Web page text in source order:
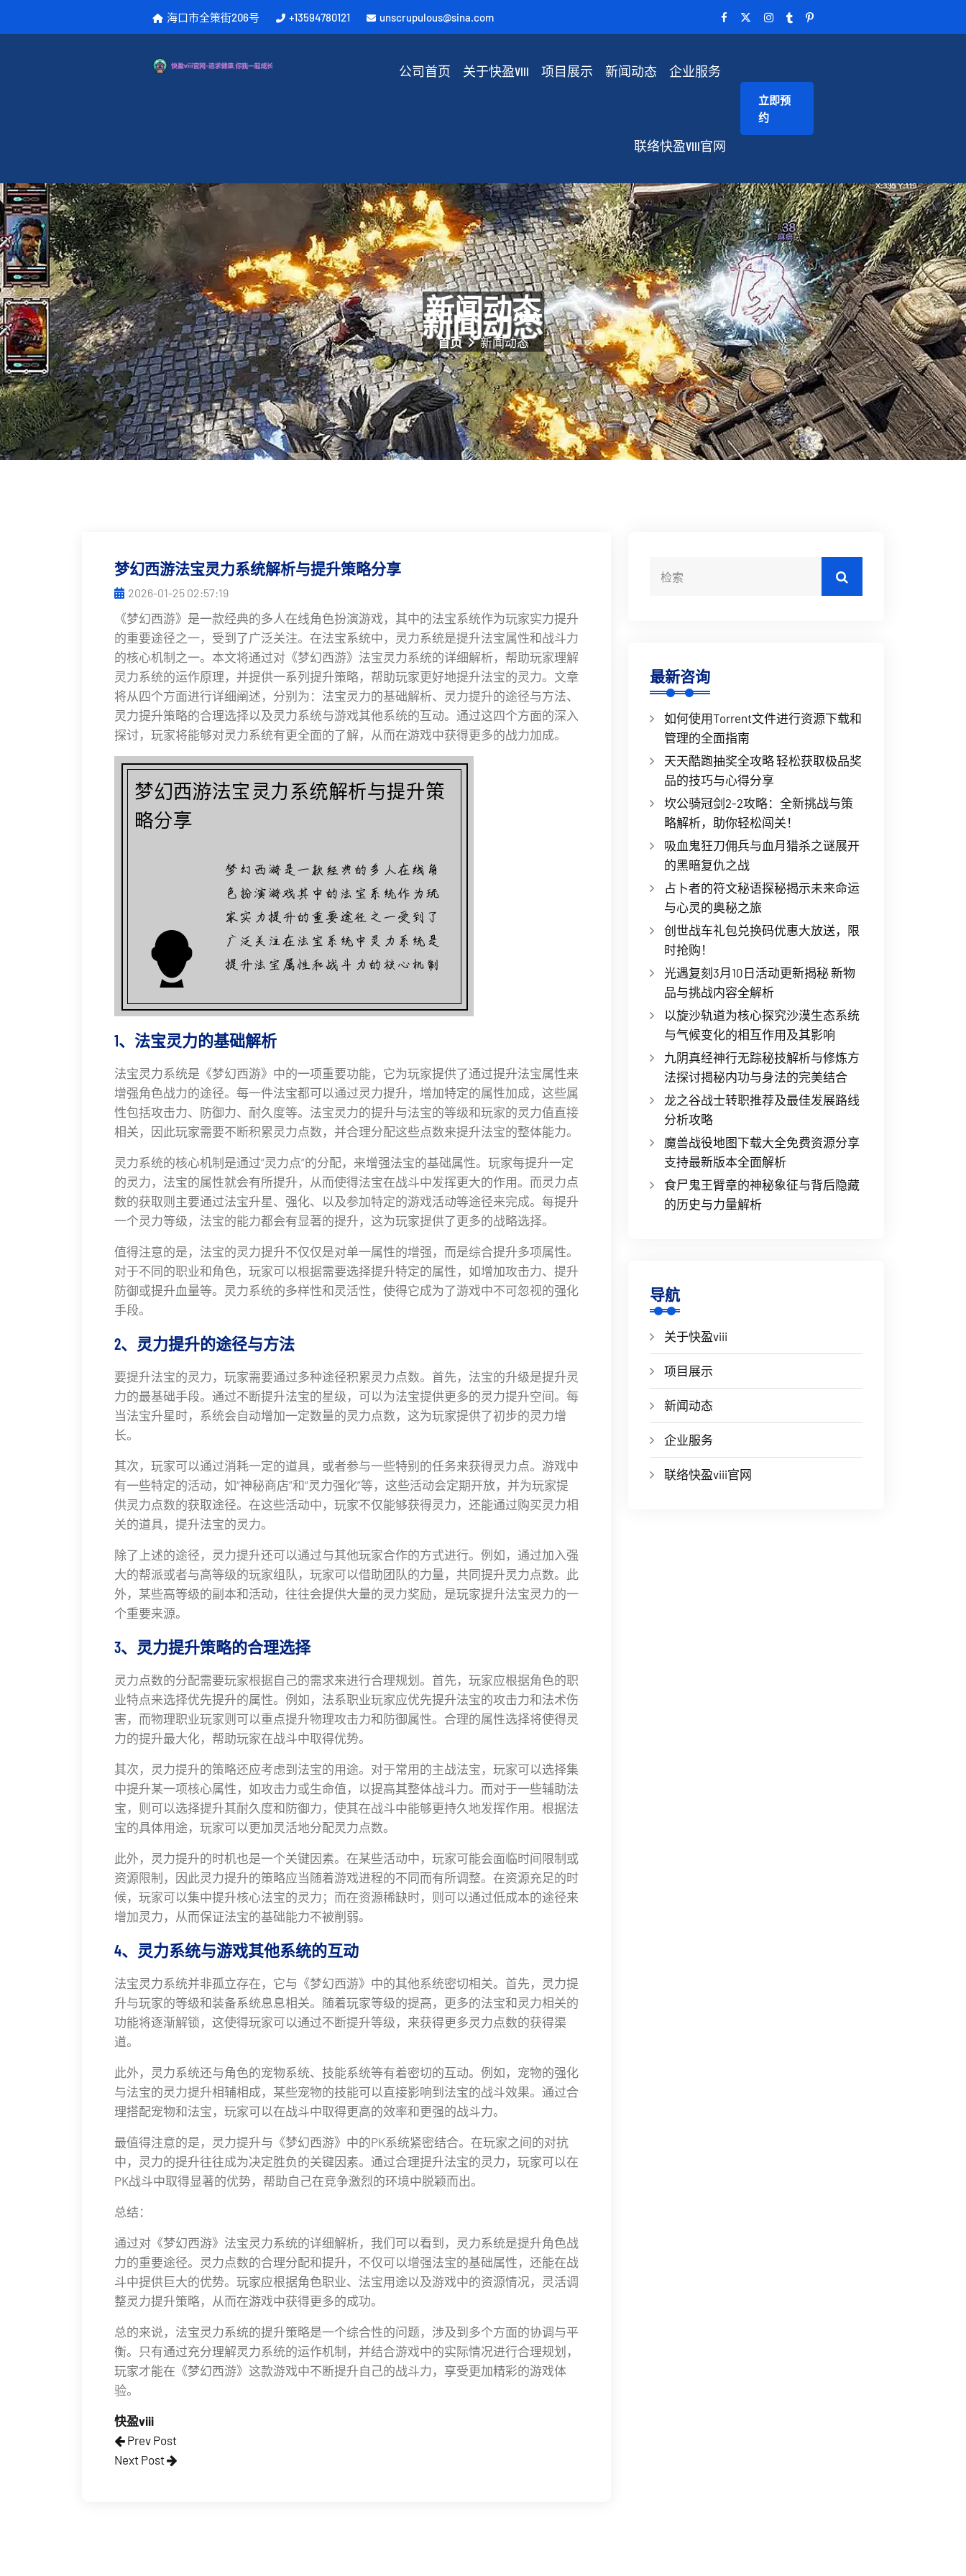
海口市全策街206号 +13594780121 unscrupulous@sina.com
公司首页 关于快盈VIII 项目展示 新闻动态 企业服务
联络快盈VIII官网
立即预
约
新闻动态
首页 新闻动态
梦幻西游法宝灵力系统解析与提升策略分享
2026-01-25 02:57:19
《梦幻西游》是一款经典的多人在线角色扮演游戏，其中的法宝系统作为玩家实力提升
的重要途径之一，受到了广泛关注。在法宝系统中，灵力系统是提升法宝属性和战斗力
的核心机制之一。本文将通过对《梦幻西游》法宝灵力系统的详细解析，帮助玩家理解
灵力系统的运作原理，并提供一系列提升策略，帮助玩家更好地提升法宝的灵力。文章
将从四个方面进行详细阐述，分别为：法宝灵力的基础解析、灵力提升的途径与方法、
灵力提升策略的合理选择以及灵力系统与游戏其他系统的互动。通过这四个方面的深入
探讨，玩家将能够对灵力系统有更全面的了解，从而在游戏中获得更多的战力加成。
1、法宝灵力的基础解析
法宝灵力系统是《梦幻西游》中的一项重要功能，它为玩家提供了通过提升法宝属性来
增强角色战力的途径。每一件法宝都可以通过灵力提升，增加特定的属性加成，这些属
性包括攻击力、防御力、耐久度等。法宝灵力的提升与法宝的等级和玩家的灵力值直接
相关，因此玩家需要不断积累灵力点数，并合理分配这些点数来提升法宝的整体能力。
灵力系统的核心机制是通过“灵力点”的分配，来增强法宝的基础属性。玩家每提升一定
的灵力，法宝的属性就会有所提升，从而使得法宝在战斗中发挥更大的作用。而灵力点
数的获取则主要通过法宝升星、强化、以及参加特定的游戏活动等途径来完成。每提升
一个灵力等级，法宝的能力都会有显著的提升，这为玩家提供了更多的战略选择。
值得注意的是，法宝的灵力提升不仅仅是对单一属性的增强，而是综合提升多项属性。
对于不同的职业和角色，玩家可以根据需要选择提升特定的属性，如增加攻击力、提升
防御或提升血量等。灵力系统的多样性和灵活性，使得它成为了游戏中不可忽视的强化
手段。
2、灵力提升的途径与方法
要提升法宝的灵力，玩家需要通过多种途径积累灵力点数。首先，法宝的升级是提升灵
力的最基础手段。通过不断提升法宝的星级，可以为法宝提供更多的灵力提升空间。每
当法宝升星时，系统会自动增加一定数量的灵力点数，这为玩家提供了初步的灵力增
长。
其次，玩家可以通过消耗一定的道具，或者参与一些特别的任务来获得灵力点。游戏中
有一些特定的活动，如“神秘商店”和“灵力强化”等，这些活动会定期开放，并为玩家提
供灵力点数的获取途径。在这些活动中，玩家不仅能够获得灵力，还能通过购买灵力相
关的道具，提升法宝的灵力。
除了上述的途径，灵力提升还可以通过与其他玩家合作的方式进行。例如，通过加入强
大的帮派或者与高等级的玩家组队，玩家可以借助团队的力量，共同提升灵力点数。此
外，某些高等级的副本和活动，往往会提供大量的灵力奖励，是玩家提升法宝灵力的一
个重要来源。
3、灵力提升策略的合理选择
灵力点数的分配需要玩家根据自己的需求来进行合理规划。首先，玩家应根据角色的职
业特点来选择优先提升的属性。例如，法系职业玩家应优先提升法宝的攻击力和法术伤
害，而物理职业玩家则可以重点提升物理攻击力和防御属性。合理的属性选择将使得灵
力的提升最大化，帮助玩家在战斗中取得优势。
其次，灵力提升的策略还应考虑到法宝的用途。对于常用的主战法宝，玩家可以选择集
中提升某一项核心属性，如攻击力或生命值，以提高其整体战斗力。而对于一些辅助法
宝，则可以选择提升其耐久度和防御力，使其在战斗中能够更持久地发挥作用。根据法
宝的具体用途，玩家可以更加灵活地分配灵力点数。
此外，灵力提升的时机也是一个关键因素。在某些活动中，玩家可能会面临时间限制或
资源限制，因此灵力提升的策略应当随着游戏进程的不同而有所调整。在资源充足的时
候，玩家可以集中提升核心法宝的灵力；而在资源稀缺时，则可以通过低成本的途径来
增加灵力，从而保证法宝的基础能力不被削弱。
4、灵力系统与游戏其他系统的互动
法宝灵力系统并非孤立存在，它与《梦幻西游》中的其他系统密切相关。首先，灵力提
升与玩家的等级和装备系统息息相关。随着玩家等级的提高，更多的法宝和灵力相关的
功能将逐渐解锁，这使得玩家可以通过不断提升等级，来获得更多灵力点数的获得渠
道。
此外，灵力系统还与角色的宠物系统、技能系统等有着密切的互动。例如，宠物的强化
与法宝的灵力提升相辅相成，某些宠物的技能可以直接影响到法宝的战斗效果。通过合
理搭配宠物和法宝，玩家可以在战斗中取得更高的效率和更强的战斗力。
最值得注意的是，灵力提升与《梦幻西游》中的PK系统紧密结合。在玩家之间的对抗
中，灵力的提升往往成为决定胜负的关键因素。通过合理提升法宝的灵力，玩家可以在
PK战斗中取得显著的优势，帮助自己在竞争激烈的环境中脱颖而出。
总结：
通过对《梦幻西游》法宝灵力系统的详细解析，我们可以看到，灵力系统是提升角色战
力的重要途径。灵力点数的合理分配和提升，不仅可以增强法宝的基础属性，还能在战
斗中提供巨大的优势。玩家应根据角色职业、法宝用途以及游戏中的资源情况，灵活调
整灵力提升策略，从而在游戏中获得更多的成功。
总的来说，法宝灵力系统的提升策略是一个综合性的问题，涉及到多个方面的协调与平
衡。只有通过充分理解灵力系统的运作机制，并结合游戏中的实际情况进行合理规划，
玩家才能在《梦幻西游》这款游戏中不断提升自己的战斗力，享受更加精彩的游戏体
验。
快盈viii
Prev Post
Next Post
最新咨询
如何使用Torrent文件进行资源下载和
管理的全面指南
天天酷跑抽奖全攻略 轻松获取极品奖
品的技巧与心得分享
坎公骑冠剑2-2攻略：全新挑战与策
略解析，助你轻松闯关！
吸血鬼狂刀佣兵与血月猎杀之谜展开
的黑暗复仇之战
占卜者的符文秘语探秘揭示未来命运
与心灵的奥秘之旅
创世战车礼包兑换码优惠大放送，限
时抢购！
光遇复刻3月10日活动更新揭秘 新物
品与挑战内容全解析
以旋沙轨道为核心探究沙漠生态系统
与气候变化的相互作用及其影响
九阴真经神行无踪秘技解析与修炼方
法探讨揭秘内功与身法的完美结合
龙之谷战士转职推荐及最佳发展路线
分析攻略
魔兽战役地图下载大全免费资源分享
支持最新版本全面解析
食尸鬼王臂章的神秘象征与背后隐藏
的历史与力量解析
导航
关于快盈viii
项目展示
新闻动态
企业服务
联络快盈viii官网